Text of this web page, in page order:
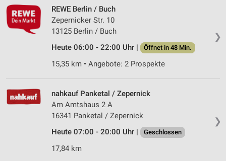
❯
REWE Berlin / Buch
Zepernicker Str. 10
13125 Berlin / Buch
Heute 06:00 - 22:00 Uhr |
Öffnet in 48 Min.
15,35 km • Angebote: 2 Prospekte
❯
nahkauf Panketal / Zepernick
Am Amtshaus 2 A
16341 Panketal / Zepernick
Heute 07:00 - 20:00 Uhr |
Geschlossen
17,84 km